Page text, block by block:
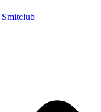
Smitclub